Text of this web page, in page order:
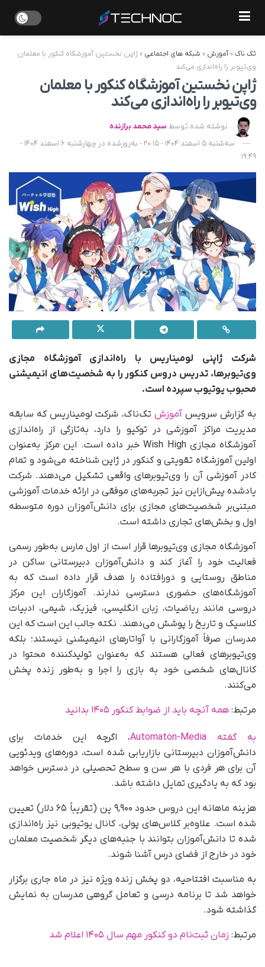
تک ناک»آموزش » شبکه های اجتماعی » ژاپن نخستین آموزشگاه کنکور با معلمان
وی‌تیوبر را راه‌اندازی می‌کند
ژاپن نخستین آموزشگاه کنکور با معلمان
وی‌تیوبر را راه‌اندازی می‌کند
نوشته شده توسط سید محمد برازنده
سه‌شنبه 5 اسفند 1404 - 20:15 - به‌روزشده در چهارشنبه 6 اسفند 1404 -
19:49
شرکت ژاپنی لومیناریس با راه‌اندازی آموزشگاه مجازی
وی‌تیوبرها، تدریس دروس کنکور را به شخصیت‌های انیمیشنی
محبوب یوتیوب سپرده است.
به گزارش سرویسآموزش تک‌ناک، شرکت لومیناریس که سابقه
مدیریت مراکز آموزشی در توکیو را دارد، به‌تازگی از راه‌اندازی
آموزشگاه مجازی Wish High خبر داده است. این مرکز به‌عنوان
اولین آموزشگاه تقویتی و کنکور در ژاپن شناخته می‌شود و تمام
کادر آموزشی آن را وی‌تیوبرهای واقعی تشکیل می‌دهند. شرکت
یادشده پیش‌از‌این نیز تجربه‌های موفقی در ارائه خدمات آموزشی
مبتنی‌بر شخصیت‌های مجازی برای دانش‌آموزان دوره متوسطه
اول و بخش‌های تجاری داشته است.
آموزشگاه مجازی وی‌تیوبرها قرار است از اول مارس به‌طور رسمی
فعالیت خود را آغاز کند و دانش‌آموزان دبیرستانی ساکن در
مناطق روستایی و دورافتاده را هدف قرار داده است که به
آموزشگاه‌های حضوری دسترسی ندارند. آموزگاران این مرکز
دروسی مانند ریاضیات، زبان انگلیسی، فیزیک، شیمی، ادبیات
کلاسیک و تاریخ را پوشش می‌دهند. نکته جالب این است که این
مدرسان صرفاً آموزگارانی با آواتارهای انیمیشنی نیستند؛ بلکه
وی‌تیوبرهای فعالی هستند که به‌عنوان تولیدکننده محتوا در
کانال‌های شخصی خود به بازی را اجرا و به‌طور زنده پخش
می‌کنند.
مرتبط: همه آنچه باید از ضوابط کنکور ۱۴۰۵ بدانید
به گفته Automaton-Media
، اگرچه این خدمات برای
دانش‌آموزان دبیرستانی بازاریابی شده است، دوره‌های ویدئویی
آن برای هر فردی با هر سن و سطح تحصیلی در دسترس خواهد
بود که به یادگیری تمایل داشته باشد.
هزینه ماهانه این دروس حدود ۹,۹۰۰ ین (تقریباً ۶۵ دلار) تعیین
شده است. علاوه‌بر کلاس‌های پولی، کانال یوتیوبی نیز راه‌اندازی
شده تا دانش‌آموزان بتوانند با جنبه‌های دیگر شخصیت معلمان
خود در خارج از فضای درس آشنا شوند.
به مناسبت افتتاحیه، دو پخش زنده ویژه نیز در ماه جاری برگزار
خواهد شد تا برنامه درسی و تعامل گروهی مدرسان به نمایش
گذاشته شود.
مرتبط: زمان ثبت‌نام دو کنکور مهم سال ۱۴۰۵ اعلام شد